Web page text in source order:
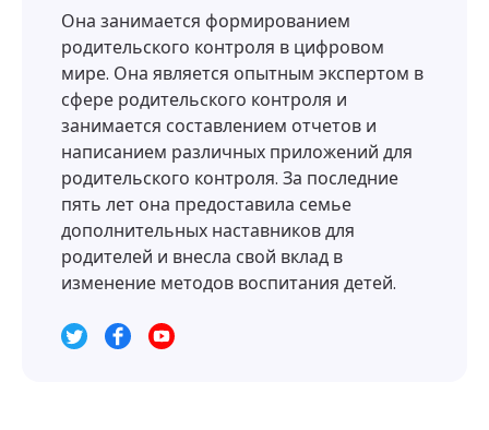
Она занимается формированием
родительского контроля в цифровом
мире. Она является опытным экспертом в
сфере родительского контроля и
занимается составлением отчетов и
написанием различных приложений для
родительского контроля. За последние
пять лет она предоставила семье
дополнительных наставников для
родителей и внесла свой вклад в
изменение методов воспитания детей.